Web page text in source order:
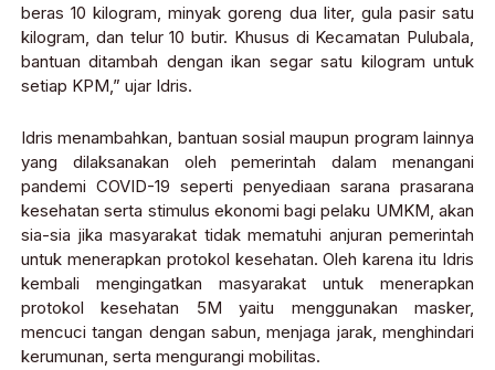
beras 10 kilogram, minyak goreng dua liter, gula pasir satu
kilogram, dan telur 10 butir. Khusus di Kecamatan Pulubala,
bantuan ditambah dengan ikan segar satu kilogram untuk
setiap KPM,” ujar Idris.
Idris menambahkan, bantuan sosial maupun program lainnya
yang dilaksanakan oleh pemerintah dalam menangani
pandemi COVID-19 seperti penyediaan sarana prasarana
kesehatan serta stimulus ekonomi bagi pelaku UMKM, akan
sia-sia jika masyarakat tidak mematuhi anjuran pemerintah
untuk menerapkan protokol kesehatan. Oleh karena itu Idris
kembali mengingatkan masyarakat untuk menerapkan
protokol kesehatan 5M yaitu menggunakan masker,
mencuci tangan dengan sabun, menjaga jarak, menghindari
kerumunan, serta mengurangi mobilitas.